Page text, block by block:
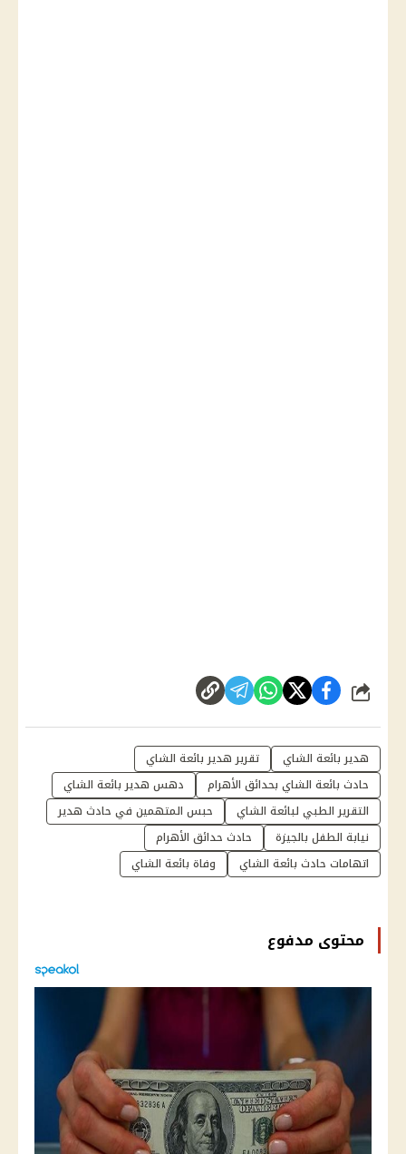
شارك
هدير بائعة الشاي
تقرير هدير بائعة الشاي
حادث بائعة الشاي بحدائق الأهرام
دهس هدير بائعة الشاي
التقرير الطبي لبائعة الشاي
حبس المتهمين في حادث هدير
نيابة الطفل بالجيزة
حادث حدائق الأهرام
اتهامات حادث بائعة الشاي
وفاة بائعة الشاي
محتوى مدفوع